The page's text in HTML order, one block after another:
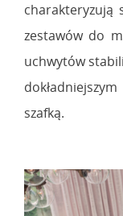
charakteryzują
zestawów do
uchwytów
szafką.